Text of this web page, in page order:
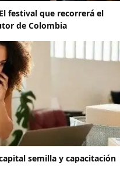
festival que recorrerá el
de Colombia
semilla y capacitación